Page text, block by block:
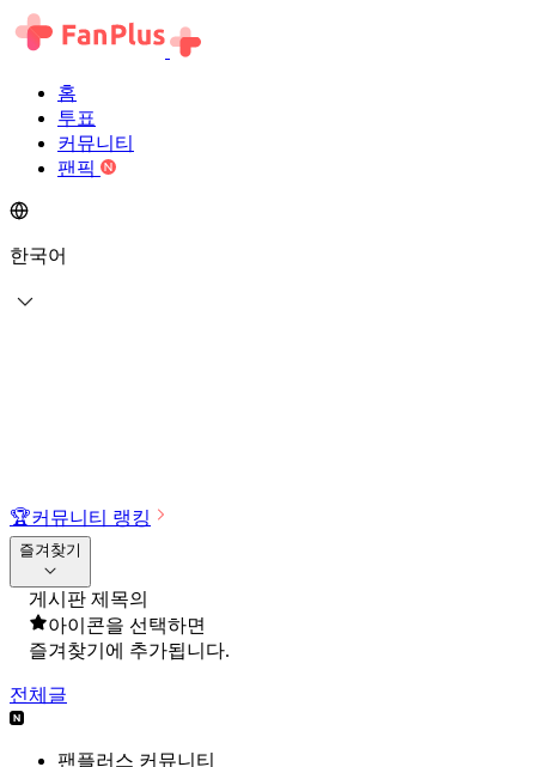
홈
투표
커뮤니티
팬픽
한국어
🏆커뮤니티 랭킹
즐겨찾기
게시판 제목의
아이콘을 선택하면
즐겨찾기에 추가됩니다.
전체글
팬플러스 커뮤니티